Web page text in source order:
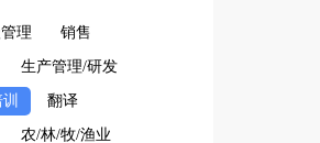
理 销售
生产管理/研发
翻译
农/林/牧/渔业